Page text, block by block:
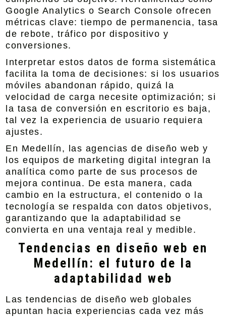
Google Analytics o Search Console ofrecen
métricas clave: tiempo de permanencia, tasa
de rebote, tráfico por dispositivo y
conversiones.
Interpretar estos datos de forma sistemática
facilita la toma de decisiones: si los usuarios
móviles abandonan rápido, quizá la
velocidad de carga necesite optimización; si
la tasa de conversión en escritorio es baja,
tal vez la experiencia de usuario requiera
ajustes.
En Medellín, las agencias de diseño web y
los equipos de marketing digital integran la
analítica como parte de sus procesos de
mejora continua. De esta manera, cada
cambio en la estructura, el contenido o la
tecnología se respalda con datos objetivos,
garantizando que la adaptabilidad se
convierta en una ventaja real y medible.
Tendencias en diseño web en
Medellín: el futuro de la
adaptabilidad web
Las tendencias de diseño web globales
apuntan hacia experiencias cada vez más